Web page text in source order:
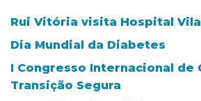
Rui Vitória visita Hospital
Dia Mundial da Diabetes
I Congresso Internacional de
Transição Segura